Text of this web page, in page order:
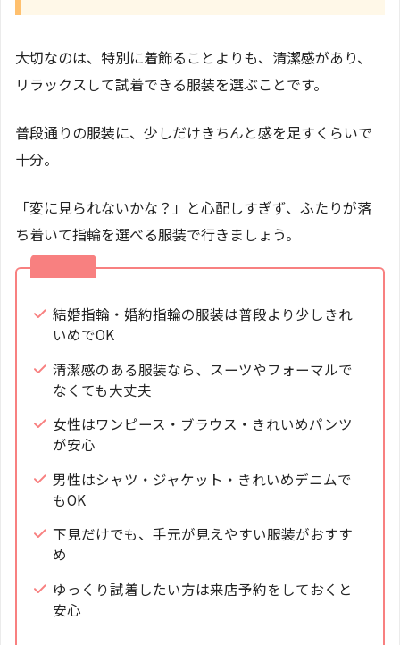
大切なのは、特別に着飾ることよりも、清潔感があり、
リラックスして試着できる服装を選ぶことです。
普段通りの服装に、少しだけきちんと感を足すくらいで
十分。
「変に見られないかな？」と心配しすぎず、ふたりが落
ち着いて指輪を選べる服装で行きましょう。
結婚指輪・婚約指輪の服装は普段より少しきれ
いめでOK
清潔感のある服装なら、スーツやフォーマルで
なくても大丈夫
女性はワンピース・ブラウス・きれいめパンツ
が安心
男性はシャツ・ジャケット・きれいめデニムで
もOK
下見だけでも、手元が見えやすい服装がおすす
め
ゆっくり試着したい方は来店予約をしておくと
安心